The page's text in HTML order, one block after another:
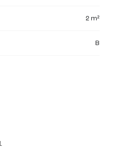
2 m²
B